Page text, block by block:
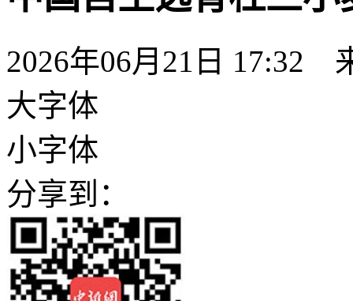
2026年06月21日 17:32
大字体
小字体
分享到：